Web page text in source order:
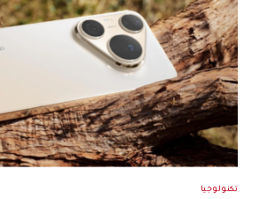
تكنولوجيا